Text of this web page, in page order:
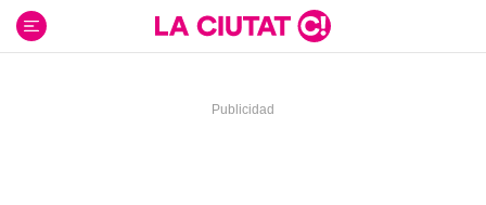
contenido